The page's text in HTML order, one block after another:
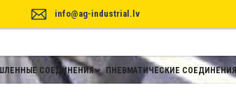
info@ag-industrial.lv
СОЕДИНЕНИЯ ПНЕВМАТИЧЕСКИЕ СОЕДИНЕНИЯ